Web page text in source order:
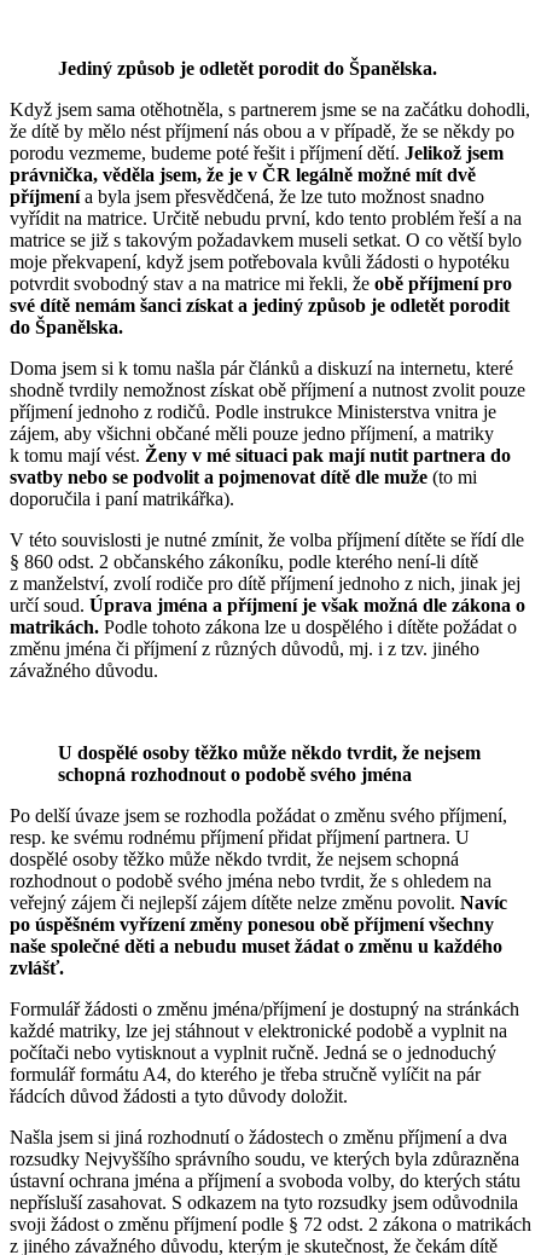
Jediný způsob je odletět porodit do Španělska.
Když jsem sama otěhotněla, s partnerem jsme se na začátku dohodli,
že dítě by mělo nést příjmení nás obou a v případě, že se někdy po
porodu vezmeme, budeme poté řešit i příjmení dětí. Jelikož jsem
právnička, věděla jsem, že je v ČR legálně možné mít dvě
příjmenía byla jsem přesvědčená, že lze tuto možnost snadno
vyřídit na matrice. Určitě nebudu první, kdo tento problém řeší a na
matrice se již s takovým požadavkem museli setkat. O co větší bylo
moje překvapení, když jsem potřebovala kvůli žádosti o hypotéku
potvrdit svobodný stav a na matrice mi řekli, že obě příjmení pro
své dítě nemám šanci získat a jediný způsob je odletět porodit
do Španělska.
Doma jsem si k tomu našla pár článků a diskuzí na internetu, které
shodně tvrdily nemožnost získat obě příjmení a nutnost zvolit pouze
příjmení jednoho z rodičů. Podle instrukce Ministerstva vnitra je
zájem, aby všichni občané měli pouze jedno příjmení, a matriky
k tomu mají vést. Ženy v mé situaci pak mají nutit partnera do
svatby nebo se podvolit a pojmenovat dítě dle muže (to mi
doporučila i paní matrikářka).
V této souvislosti je nutné zmínit, že volba příjmení dítěte se řídí dle
§ 860 odst. 2 občanského zákoníku, podle kterého není-li dítě
z manželství, zvolí rodiče pro dítě příjmení jednoho z nich, jinak jej
určí soud. Úprava jména a příjmení je však možná dle zákona o
matrikách. Podle tohoto zákona lze u dospělého i dítěte požádat o
změnu jména či příjmení z různých důvodů, mj. i z tzv. jiného
závažného důvodu.
U dospělé osoby těžko může někdo tvrdit, že nejsem
schopná rozhodnout o podobě svého jména
Po delší úvaze jsem se rozhodla požádat o změnu svého příjmení,
resp. ke svému rodnému příjmení přidat příjmení partnera. U
dospělé osoby těžko může někdo tvrdit, že nejsem schopná
rozhodnout o podobě svého jména nebo tvrdit, že s ohledem na
veřejný zájem či nejlepší zájem dítěte nelze změnu povolit. Navíc
po úspěšném vyřízení změny ponesou obě příjmení všechny
naše společné děti a nebudu muset žádat o změnu u každého
zvlášť.
Formulář žádosti o změnu jména/příjmení je dostupný na stránkách
každé matriky, lze jej stáhnout v elektronické podobě a vyplnit na
počítači nebo vytisknout a vyplnit ručně. Jedná se o jednoduchý
formulář formátu A4, do kterého je třeba stručně vylíčit na pár
řádcích důvod žádosti a tyto důvody doložit.
Našla jsem si jiná rozhodnutí o žádostech o změnu příjmení a dva
rozsudky Nejvyššího správního soudu, ve kterých byla zdůrazněna
ústavní ochrana jména a příjmení a svoboda volby, do kterých státu
nepřísluší zasahovat. S odkazem na tyto rozsudky jsem odůvodnila
svoji žádost o změnu příjmení podle § 72 odst. 2 zákona o matrikách
z jiného závažného důvodu, kterým je skutečnost, že čekám dítě